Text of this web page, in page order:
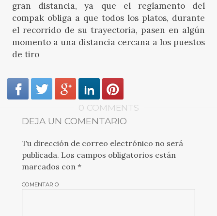
gran distancia, ya que el reglamento del
compak obliga a que todos los platos, durante
el recorrido de su trayectoria, pasen en algún
momento a una distancia cercana a los puestos
de tiro
0 COMMENTS
DEJA UN COMENTARIO
Tu dirección de correo electrónico no será
publicada. Los campos obligatorios están
marcados con *
COMENTARIO